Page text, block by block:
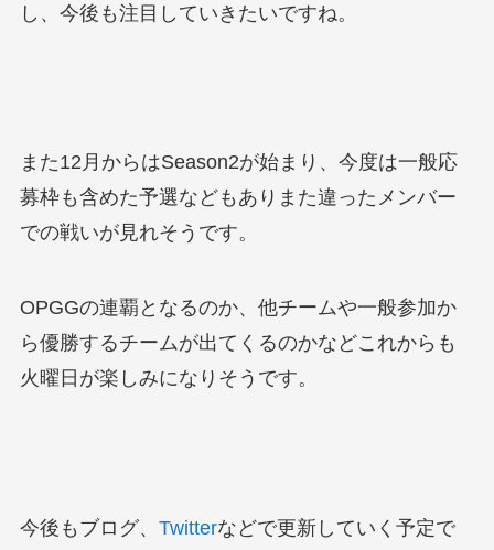
し、今後も注目していきたいですね。
また12月からはSeason2が始まり、今度は一般応
募枠も含めた予選などもありまた違ったメンバー
での戦いが見れそうです。
OPGGの連覇となるのか、他チームや一般参加か
ら優勝するチームが出てくるのかなどこれからも
火曜日が楽しみになりそうです。
今後もブログ、 Twitterなどで更新していく予定で